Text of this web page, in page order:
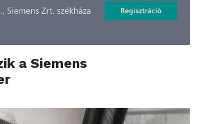
a Siemens